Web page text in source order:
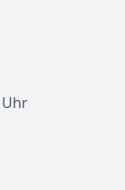
Uhr